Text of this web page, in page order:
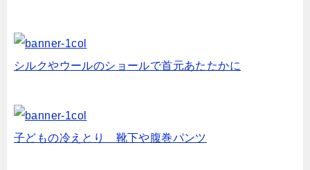
シルクやウールのショールで首元あたたかに
子どもの冷えとり 靴下や腹巻パンツ